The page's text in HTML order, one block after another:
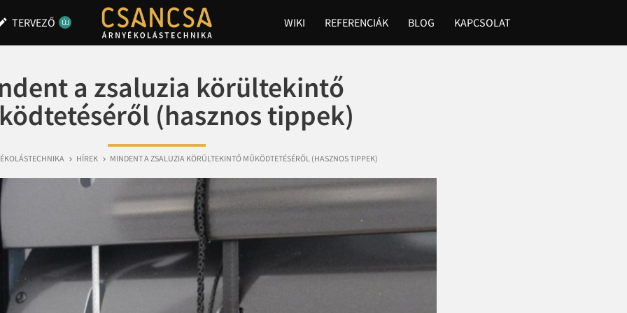
TERVEZŐ ÚJ KAPCSOLAT
BLOG
REFERENCIÁK
WIKI
a zsaluzia körültekintő
(hasznos tippek)
 HÍREK  MINDENT A ZSALUZIA KÖRÜLTEKINTŐ MŰKÖDTETÉSÉRŐL (HASZNOS TIPPEK)